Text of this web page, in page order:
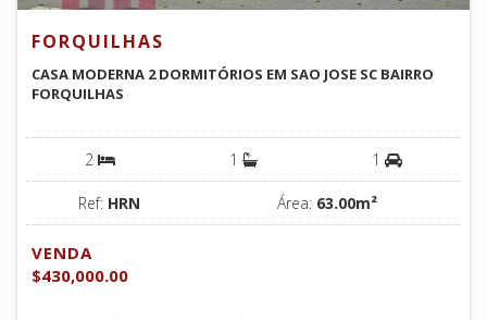
FORQUILHAS
CASA MODERNA 2 DORMITÓRIOS EM SAO JOSE SC BAIRRO
FORQUILHAS
2 1 1
Ref: HRN Área: 63.00m²
VENDA
$430,000.00